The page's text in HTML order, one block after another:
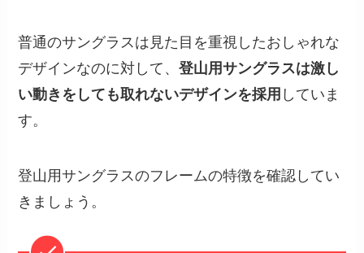
普通のサングラスは見た目を重視したおしゃれな
デザインなのに対して、登山用サングラスは激し
い動きをしても取れないデザインを採用 していま
す。
登山用サングラスのフレームの特徴を確認してい
きましょう。